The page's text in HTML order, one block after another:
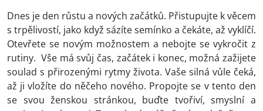
Dnes je den růstu a nových začátků. Přistupujte k věcem
s trpělivostí, jako když sázíte semínko a čekáte, až vyklíčí.
Otevřete se novým možnostem a nebojte se vykročit z
rutiny. Vše má svůj čas, začátek i konec, možná zažijete
soulad s přirozenými rytmy života. Vaše silná vůle čeká,
až ji vložíte do něčeho nového. Propojte se v tento den
se svou ženskou stránkou, buďte tvořiví, smyslní a